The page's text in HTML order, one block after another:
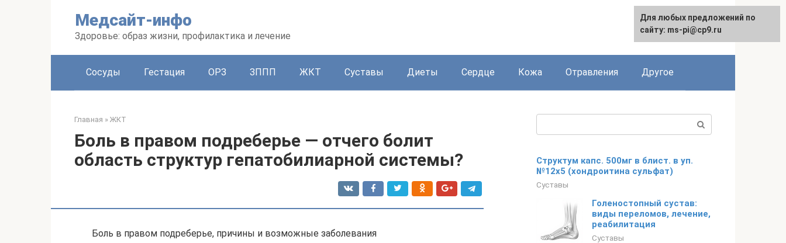
Медсайт-инфо
Здоровье: образ жизни, профилактика и лечение
Сосуды Гестация ОРЗ ЗППП ЖКТ Суставы Диеты Сердце Кожа Отравления Другое
Главная » ЖКТ
Боль в правом подреберье — отчего болит
область структур гепатобилиарной системы?
Боль в правом подреберье, причины и возможные заболевания
Структум капс. 500мг в блист. в уп.
№12х5 (хондроитина сульфат)
Суставы
Голеностопный сустав:
виды переломов, лечение,
реабилитация
Суставы
Для любых предложений по
сайту: ms-pi@cp9.ru